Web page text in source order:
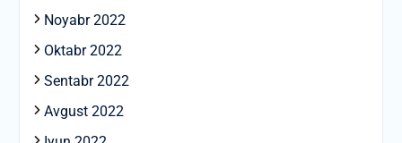
Noyabr 2022
Oktabr 2022
Sentabr 2022
Avgust 2022